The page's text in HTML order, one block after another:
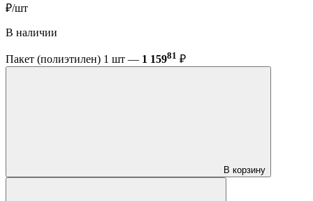
₽/шт
В наличии
Пакет (полиэтилен) 1 шт — 1 15981 ₽
В корзину